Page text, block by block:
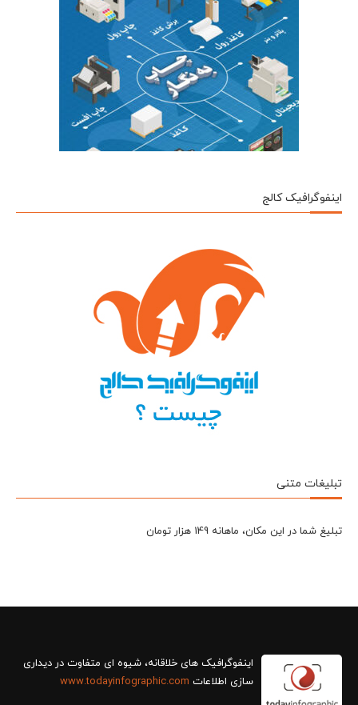
اینفوگرافیک کالج
تبلیغات متنی
تبلیغ شما در این مکان، ماهانه 149 هزار تومان
سازی اطلاعات www.todayinfographic.com